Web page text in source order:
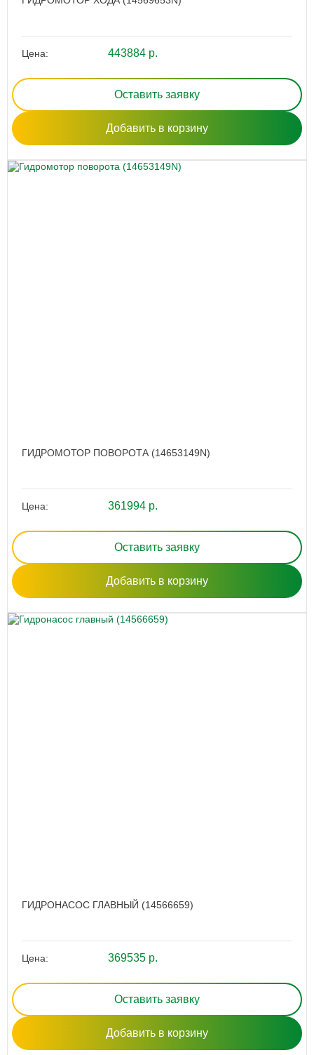
Цена: 443884 р.
Оставить заявку
Добавить в корзину
ГИДРОМОТОР ПОВОРОТА (14653149N)
Цена: 361994 р.
Оставить заявку
Добавить в корзину
ГИДРОНАСОС ГЛАВНЫЙ (14566659)
Цена: 369535 р.
Оставить заявку
Добавить в корзину